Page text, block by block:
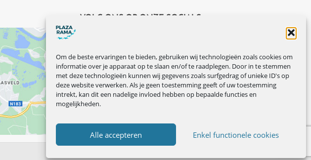
Om de beste ervaringen te bieden, gebruiken wij technologieën zoals cookies om
informatie over je apparaat op te slaan en/of te raadplegen. Door in te stemmen
met deze technologieën kunnen wij gegevens zoals surfgedrag of unieke ID's op
deze website verwerken. Als je geen toestemming geeft of uw toestemming
intrekt, kan dit een nadelige invloed hebben op bepaalde functies en
mogelijkheden.
Alle accepteren Enkel functionele cookies
VOLG ONS OP ONZE SOCIALS